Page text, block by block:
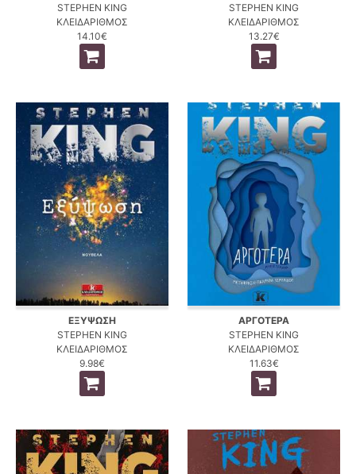
STEPHEN KING
ΚΛΕΙΔΑΡΙΘΜΟΣ
14.10€
STEPHEN KING
ΚΛΕΙΔΑΡΙΘΜΟΣ
13.27€
ΕΞΥΨΩΣΗ
STEPHEN KING
ΚΛΕΙΔΑΡΙΘΜΟΣ
9.98€
ΑΡΓΟΤΕΡΑ
STEPHEN KING
ΚΛΕΙΔΑΡΙΘΜΟΣ
11.63€